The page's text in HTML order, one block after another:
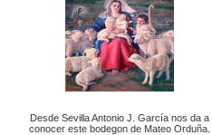
Desde Sevilla Antonio J. García nos da a
conocer este bodegon de Mateo Orduña.